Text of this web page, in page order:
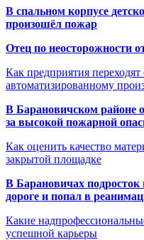
В спальном корпусе
произошёл пожар
Отец по неосторожности
Как предприятия переходят
автоматизированному
В Барановичском районе
за высокой пожарной
Как оценить качество
закрытой площадке
В Барановичах подросток
дороге и попал в
Какие
успешной карьеры